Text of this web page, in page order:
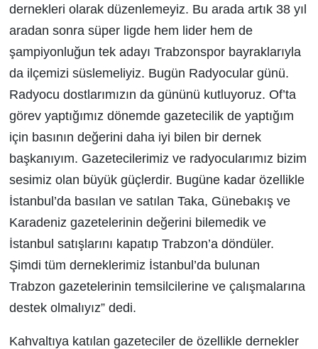
dernekleri olarak düzenlemeyiz. Bu arada artık 38 yıl
aradan sonra süper ligde hem lider hem de
şampiyonluğun tek adayı Trabzonspor bayraklarıyla
da ilçemizi süslemeliyiz. Bugün Radyocular günü.
Radyocu dostlarımızın da gününü kutluyoruz. Of’ta
görev yaptığımız dönemde gazetecilik de yaptığım
için basının değerini daha iyi bilen bir dernek
başkanıyım. Gazetecilerimiz ve radyocularımız bizim
sesimiz olan büyük güçlerdir. Bugüne kadar özellikle
İstanbul’da basılan ve satılan Taka, Günebakış ve
Karadeniz gazetelerinin değerini bilemedik ve
İstanbul satışlarını kapatıp Trabzon’a döndüler.
Şimdi tüm derneklerimiz İstanbul’da bulunan
Trabzon gazetelerinin temsilcilerine ve çalışmalarına
destek olmalıyız” dedi.
Kahvaltıya katılan gazeteciler de özellikle dernekler